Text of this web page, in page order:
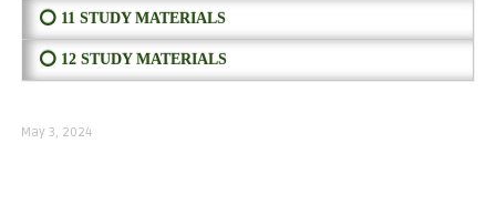
⭕ 11 STUDY MATERIALS
⭕ 12 STUDY MATERIALS
May 3, 2024